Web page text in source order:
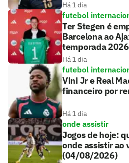
Há 1 dia
futebol
Ter Stegen é
Barcelona ao
temporada
Há 1 dia
futebol
Vini Jr e Real
financeiro por
Há 1 dia
onde assistir
Jogos de hoje:
onde assistir ao
(04/08/2026)